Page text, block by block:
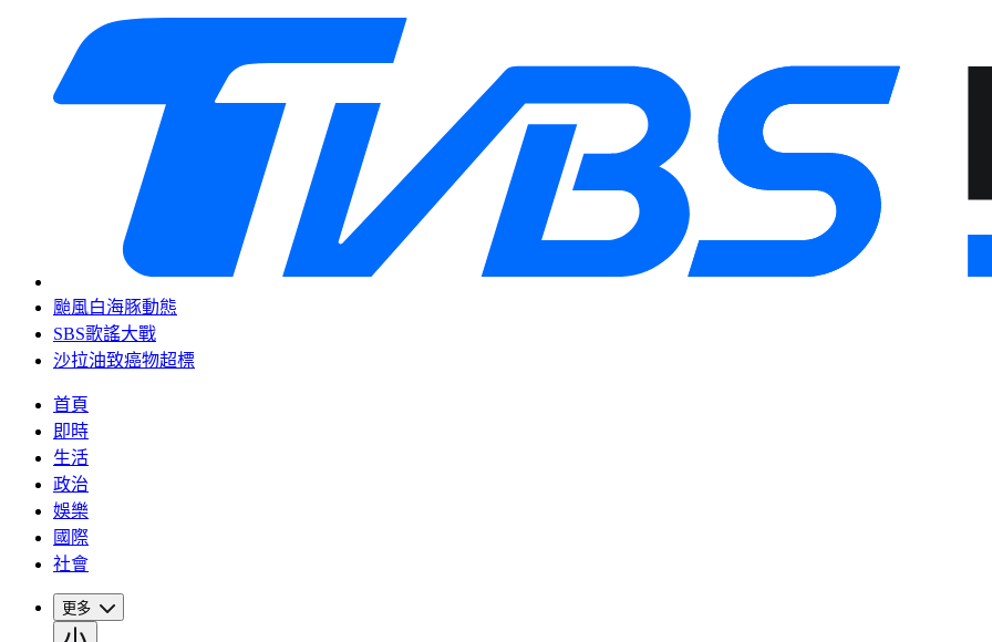
颱風白海豚動態
SBS歌謠大戰
沙拉油致癌物超標
首頁
即時
生活
政治
娛樂
國際
社會
更多